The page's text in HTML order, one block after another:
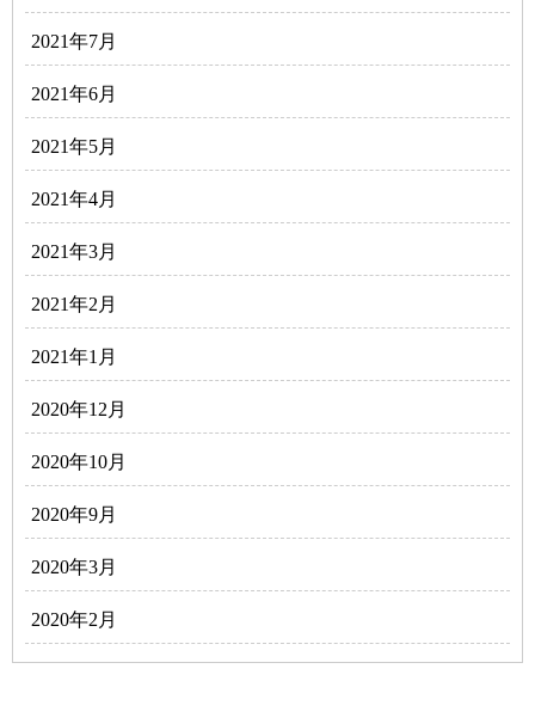
2021年7月
2021年6月
2021年5月
2021年4月
2021年3月
2021年2月
2021年1月
2020年12月
2020年10月
2020年9月
2020年3月
2020年2月